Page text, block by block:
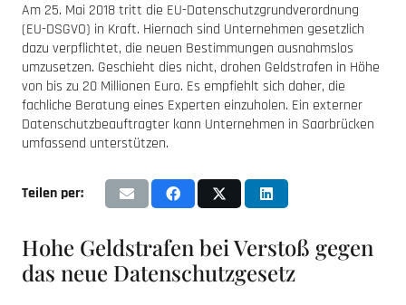
Am 25. Mai 2018 tritt die EU-Datenschutzgrundverordnung
(EU-DSGVO) in Kraft. Hiernach sind Unternehmen gesetzlich
dazu verpflichtet, die neuen Bestimmungen ausnahmslos
umzusetzen. Geschieht dies nicht, drohen Geldstrafen in Höhe
von bis zu 20 Millionen Euro. Es empfiehlt sich daher, die
fachliche Beratung eines Experten einzuholen. Ein externer
Datenschutzbeauftragter kann Unternehmen in Saarbrücken
umfassend unterstützen.
Teilen per:
Hohe Geldstrafen bei Verstoß gegen
das neue Datenschutzgesetz